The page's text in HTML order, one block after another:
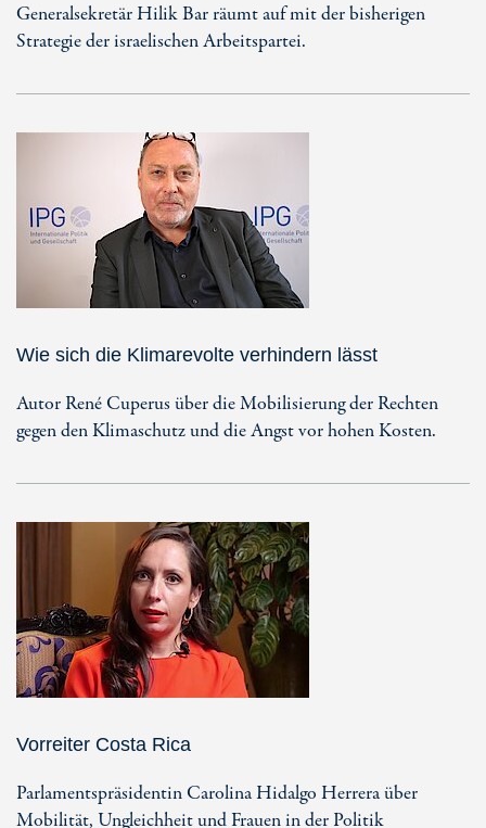
Generalsekretär Hilik Bar räumt auf mit der bisherigen
Strategie der israelischen Arbeitspartei.
Wie sich die Klimarevolte verhindern lässt
Autor René Cuperus über die Mobilisierung der Rechten
gegen den Klimaschutz und die Angst vor hohen Kosten.
Vorreiter Costa Rica
Parlamentspräsidentin Carolina Hidalgo Herrera über
Mobilität, Ungleichheit und Frauen in der Politik